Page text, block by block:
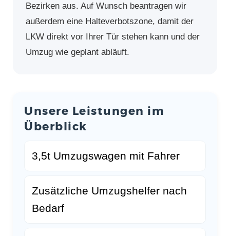
Bezirken aus. Auf Wunsch beantragen wir
außerdem eine Halteverbotszone, damit der
LKW direkt vor Ihrer Tür stehen kann und der
Umzug wie geplant abläuft.
Unsere Leistungen im
Überblick
3,5t Umzugswagen mit Fahrer
Zusätzliche Umzugshelfer nach
Bedarf